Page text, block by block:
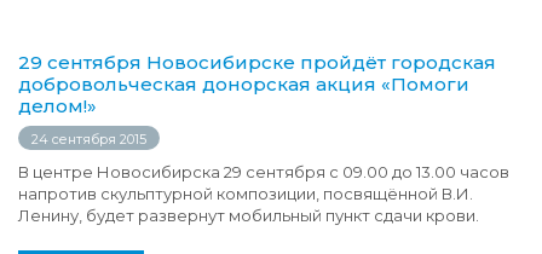
29 сентября Новосибирске пройдёт городская
добровольческая донорская акция «Помоги
делом!»
24 сентября 2015
В центре Новосибирска 29 сентября с 09.00 до 13.00 часов
напротив скульптурной композиции, посвящённой В.И.
Ленину, будет развернут мобильный пункт сдачи крови.